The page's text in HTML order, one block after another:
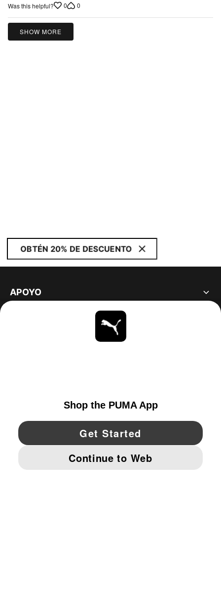
5
Was this helpful? 0 0
SHOW MORE
OBTÉN 20% DE DESCUENTO
APOYO
YouTube Twitter Pinterest
IMPRINT AND LEGAL DATA